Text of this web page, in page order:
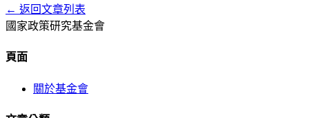
← 返回文章列表
國家政策研究基金會
頁面
關於基金會